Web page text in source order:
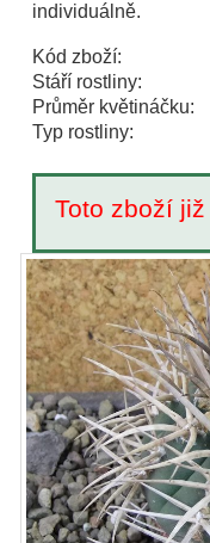
individuálně.
Kód zboží:
Stáří rostliny:
Průměr květináčku:
Typ rostliny:
Toto zboží